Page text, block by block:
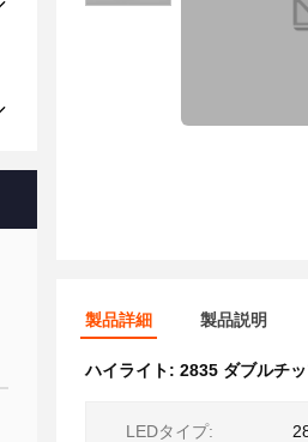
製品詳細 製品説明
ハイライト: 2835 ダブルチ
LEDタイプ: